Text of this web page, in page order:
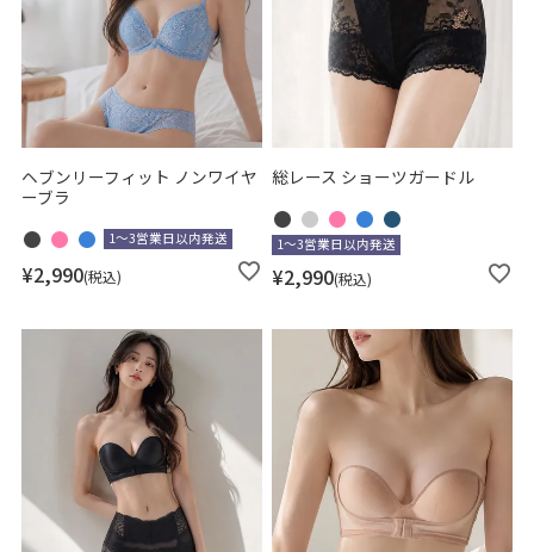
サイズ
XS
S
XL
3L
5L
在庫なし商品
在庫なし商品を表示しない
ヘブンリーフィット ノンワイヤ
ーブラ
1～3営業日以内発送
¥2,990 税込
総レース ショーツガードル
1～3営業日以内発送
¥2,990 税込